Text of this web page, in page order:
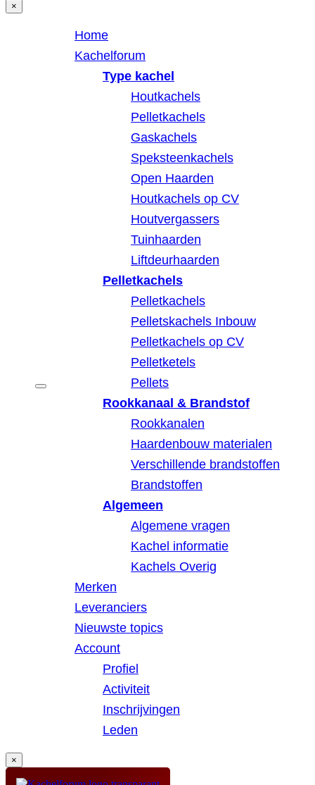
×
Home
Kachelforum
Type kachel
Houtkachels
Pelletkachels
Gaskachels
Speksteenkachels
Open Haarden
Houtkachels op CV
Houtvergassers
Tuinhaarden
Liftdeurhaarden
Pelletkachels
Pelletkachels
Pelletskachels Inbouw
Pelletkachels op CV
Pelletketels
Pellets
Rookkanaal & Brandstof
Rookkanalen
Haardenbouw materialen
Verschillende brandstoffen
Brandstoffen
Algemeen
Algemene vragen
Kachel informatie
Kachels Overig
Merken
Leveranciers
Nieuwste topics
Account
Profiel
Activiteit
Inschrijvingen
Leden
×